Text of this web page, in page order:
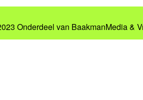
Onderdeel van BaakmanMedia&